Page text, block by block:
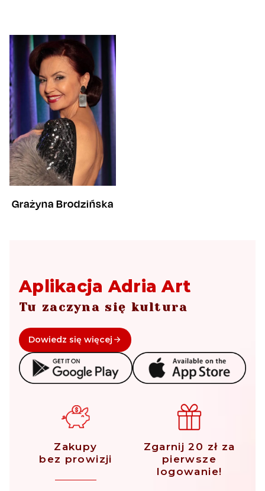
Grażyna Brodzińska
Aplikacja Adria Art
Tu zaczyna się kultura
Dowiedz się więcej
Zakupy
bez prowizji
Zgarnij 20 zł za
pierwsze
logowanie!